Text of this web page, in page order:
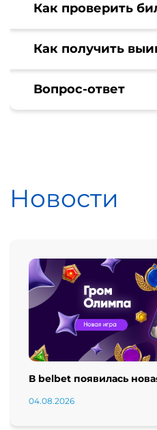
Как проверить
Как получить
Вопрос-ответ
Новости
В belbet появилась
04.08.2026